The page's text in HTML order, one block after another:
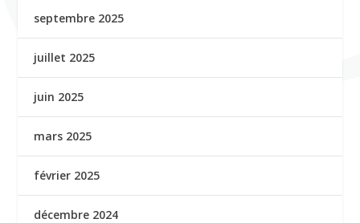
septembre 2025
juillet 2025
juin 2025
mars 2025
février 2025
décembre 2024